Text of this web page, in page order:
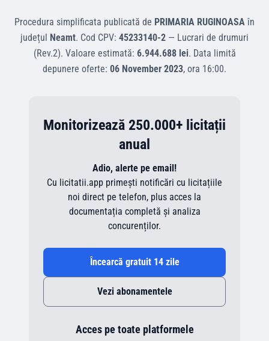
Procedura simplificata publicată de PRIMARIA RUGINOASA în
județul Neamt. Cod CPV: 45233140-2 — Lucrari de drumuri
(Rev.2). Valoare estimată: 6.944.688 lei. Data limită
depunere oferte: 06 November 2023, ora 16:00.
Monitorizează 250.000+ licitații
anual
Adio, alerte pe email!
Cu licitatii.app primești notificări cu licitațiile
noi direct pe telefon, plus acces la
documentația completă și analiza
concurenților.
Încearcă gratuit 14 zile
Vezi abonamentele
Acces pe toate platformele